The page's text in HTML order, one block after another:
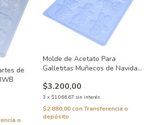
de
o
Molde de Acetato Para
Galletitas Muñecos de Navidad
$3.200,00
3 x $1.066,67 sin interés
$2.880,00 conTransferencia o
depósito